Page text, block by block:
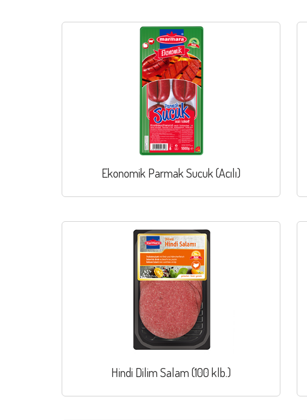
Ekonomik Parmak Sucuk (Acılı)
Hindi Dilim Salam (100 klb.)